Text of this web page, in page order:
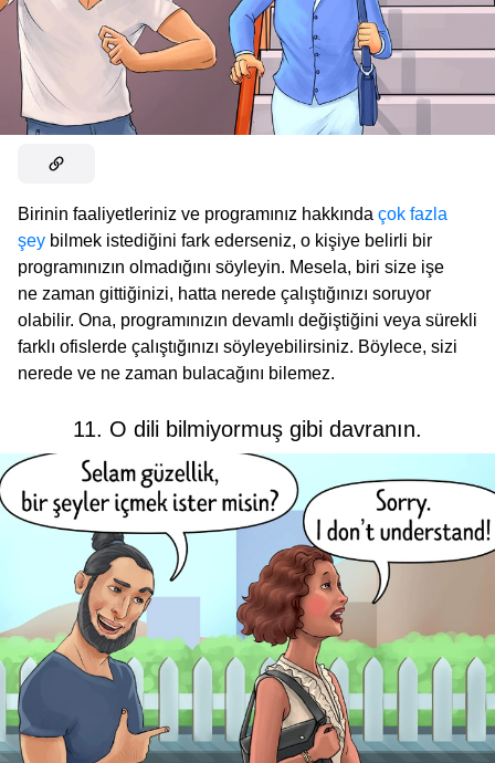
Birinin faaliyetleriniz ve programınız hakkında çok fazla
şey bilmek istediğini fark ederseniz, o kişiye belirli bir
programınızın olmadığını söyleyin. Mesela, biri size işe
ne zaman gittiğinizi, hatta nerede çalıştığınızı soruyor
olabilir. Ona, programınızın devamlı değiştiğini veya sürekli
farklı ofislerde çalıştığınızı söyleyebilirsiniz. Böylece, sizi
nerede ve ne zaman bulacağını bilemez.
11. O dili bilmiyormuş gibi davranın.